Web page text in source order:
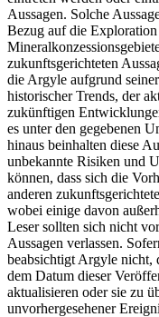
Aussagen. Solche
Bezug auf die
zukunftsgerichteten
die Argyle aufgrund
historischer Trends, der
zukünftigen
es unter den gegebenen
hinaus beinhalten diese
unbekannte Risiken und
können, dass sich die
anderen
wobei einige davon
Leser sollten sich nicht
Aussagen verlassen.
beabsichtigt Argyle nicht,
dem Datum dieser
aktualisieren oder sie zu
unvorhergesehener